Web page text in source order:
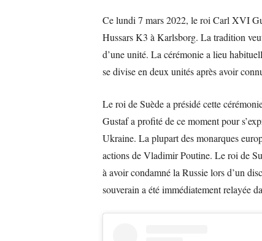
Ce lundi 7 mars 2022, le roi Carl XVI
Hussars K3 à Karlsborg. La tradition
d’une unité. La cérémonie a lieu
se divise en deux unités après avoir
Le roi de Suède a présidé cette
Gustaf a profité de ce moment pour
Ukraine. La plupart des monarques
actions de Vladimir Poutine. Le roi de
à avoir condamné la Russie lors d’un
souverain a été immédiatement relayée